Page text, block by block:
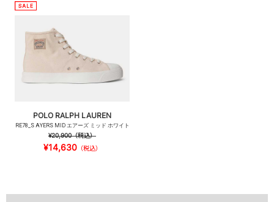
POLO RALPH LAUREN
RE78_S AYERS MID エアーズ ミッド ホワイト
¥20,900（税込）
¥14,630（税込）